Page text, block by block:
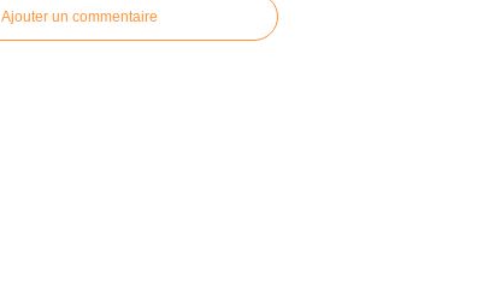
Ajouter un commentaire